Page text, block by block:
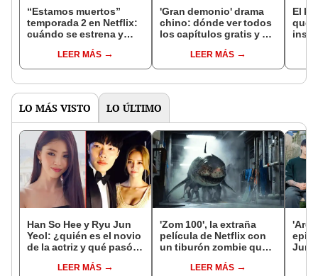
“Estamos muertos”
temporada 2 en Netflix:
cuándo se estrena y
temporadaLEER MÁS
'Gran demonio' drama
chino: dónde ver todos
los capítulos gratis y en
LEER MÁS
El k-
que
LO MÁS VISTO LO ÚLTIMO
Han So Hee y Ryu Jun
Yeol: ¿quién es el novio
de la actriz y qué pasó
LEER MÁS
'Zom 100', la extraña
película de Netflix con
un tiburón zombie que
LEER MÁS
'Are